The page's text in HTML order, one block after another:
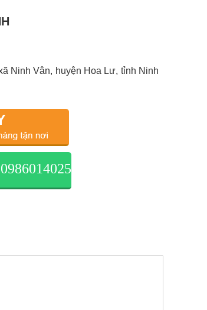
Ninh Vân, huyện Hoa Lư, tỉnh Ninh
0986014025